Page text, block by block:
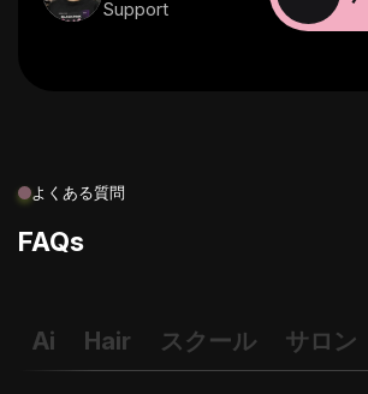
Support
よくある質問
FAQs
Ai Hair スクール サロン